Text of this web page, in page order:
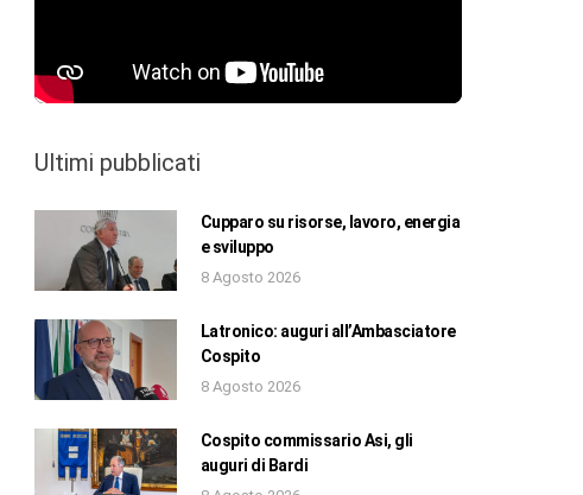
Ultimi pubblicati
Cupparo su risorse, lavoro, energia
e sviluppo
8 Agosto 2026
Latronico: auguri all’Ambasciatore
Cospito
8 Agosto 2026
Cospito commissario Asi, gli
auguri di Bardi